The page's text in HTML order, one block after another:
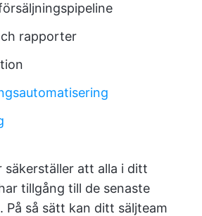
rapporter
säkerställer att alla i ditt
tillgång till de senaste
På så sätt kan ditt säljteam